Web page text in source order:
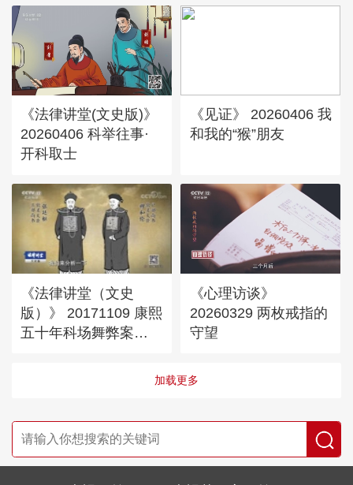
《法律讲堂(文史版)》
20260406 科举往事·
开科取士
《见证》 20260406 我
和我的“猴”朋友
《法律讲堂（文史
版）》 20171109 康熙
五十年科场舞弊案
《心理访谈》
20260329 两枚戒指的
守望
加载更多